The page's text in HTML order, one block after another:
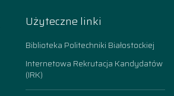
Użyteczne linki
Biblioteka Politechniki Białostockiej
Internetowa Rekrutacja Kandydatów
(IRK)